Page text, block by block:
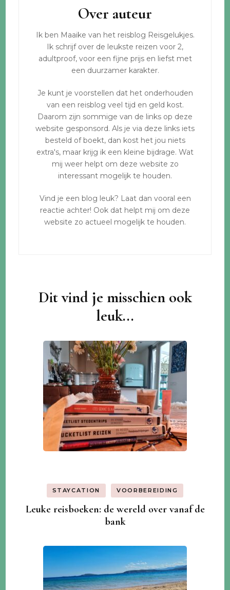
Over auteur
Ik ben Maaike van het reisblog Reisgelukjes.
Ik schrijf over de leukste reizen voor 2,
adultproof, voor een fijne prijs en liefst met
een duurzamer karakter.
Je kunt je voorstellen dat het onderhouden
van een reisblog veel tijd en geld kost.
Daarom zijn sommige van de links op deze
website gesponsord. Als je via deze links iets
besteld of boekt, dan kost het jou niets
extra's, maar krijg ik een kleine bijdrage. Wat
mij weer helpt om deze website zo
interessant mogelijk te houden.
Vind je een blog leuk? Laat dan vooral een
reactie achter! Ook dat helpt mij om deze
website zo actueel mogelijk te houden.
Dit vind je misschien ook
leuk...
STAYCATION VOORBEREIDING
Leuke reisboeken: de wereld over vanaf de
bank